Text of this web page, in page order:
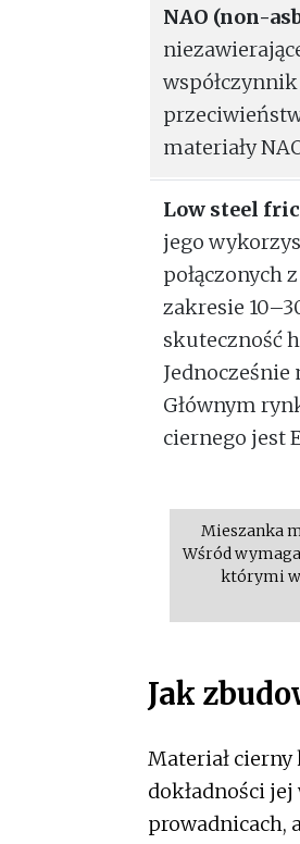
NAO (non-
materiały
Low steel
jego
połączonych
zakresie
skuteczność
Głównym
ciernego jest
Mieszanka
Wśród
którymi
Jak
Materiał
dokładności
prowadnicach,